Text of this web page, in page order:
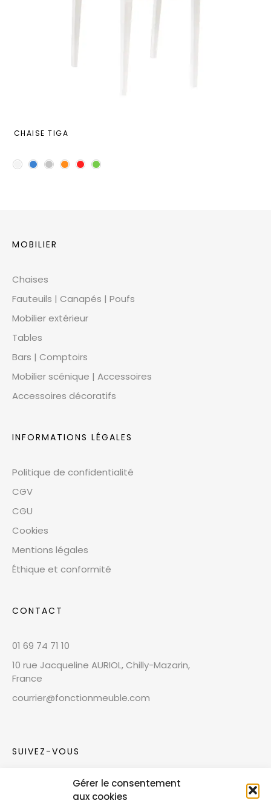
Gérer le consentement
aux cookies
CHAISE TIGA
MOBILIER
Chaises
Fauteuils | Canapés | Poufs
Mobilier extérieur
Tables
Bars | Comptoirs
Mobilier scénique | Accessoires
Accessoires décoratifs
INFORMATIONS LÉGALES
Politique de confidentialité
CGV
CGU
Cookies
Mentions légales
Éthique et conformité
CONTACT
01 69 74 71 10
10 rue Jacqueline AURIOL, Chilly-Mazarin,
France
courrier@fonctionmeuble.com
SUIVEZ-VOUS
Rejoignez notre communauté sur les réseaux